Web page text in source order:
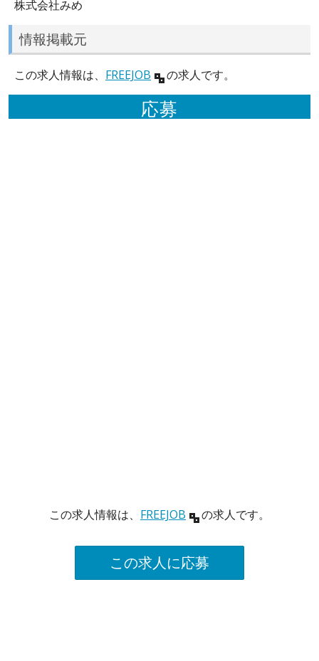
株式会社みめ
情報掲載元
この求人情報は、 FREEJOB の求人です。
応募
この求人情報は、 FREEJOB の求人です。
この求人に応募